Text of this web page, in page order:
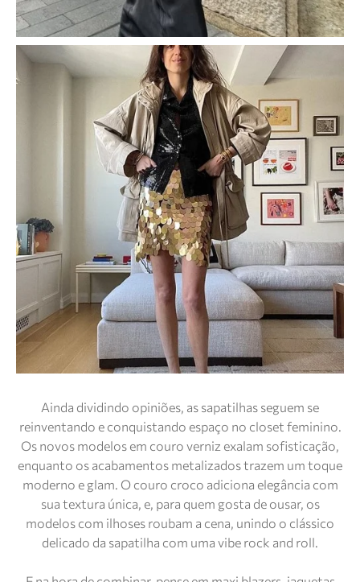
Ainda dividindo opiniões, as sapatilhas seguem se
reinventando e conquistando espaço no closet feminino.
Os novos modelos em couro verniz exalam sofisticação,
enquanto os acabamentos metalizados trazem um toque
moderno e glam. O couro croco adiciona elegância com
sua textura única, e, para quem gosta de ousar, os
modelos com ilhoses roubam a cena, unindo o clássico
delicado da sapatilha com uma vibe rock and roll.